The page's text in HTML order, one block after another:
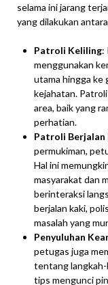
selama ini jarang
yang dilakukan
Patroli Keliling:
menggunakan
utama hingga ke
kejahatan.
area, baik yang
perhatian.
Patroli Berjalan
permukiman,
Hal ini
masyarakat dan
berinteraksi
berjalan kaki,
masalah yang
Penyuluhan
petugas juga
tentang
tips mengunci